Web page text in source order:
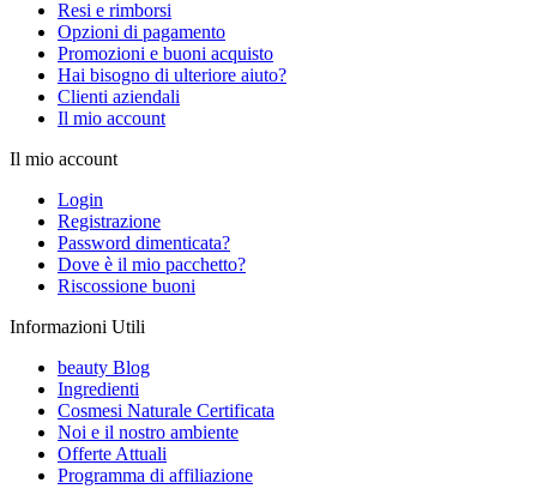
Resi e rimborsi
Opzioni di pagamento
Promozioni e buoni acquisto
Hai bisogno di ulteriore aiuto?
Clienti aziendali
Il mio account
Il mio account
Login
Registrazione
Password dimenticata?
Dove è il mio pacchetto?
Riscossione buoni
Informazioni Utili
beauty Blog
Ingredienti
Cosmesi Naturale Certificata
Noi e il nostro ambiente
Offerte Attuali
Programma di affiliazione